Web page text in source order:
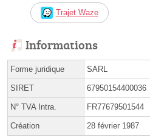
Trajet Waze
Informations
Forme juridique SARL
SIRET 67950154400036
N° TVA Intra. FR77679501544
Création 28 février 1987